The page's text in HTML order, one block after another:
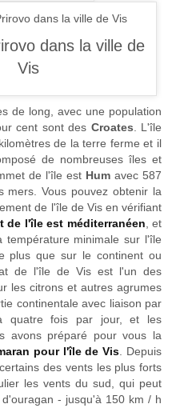
de long, avec une population
cent sont des Croates . L'île
de la terre ferme et il
de nombreuses îles et
de l'île est Hum avec 587
mers. Vous pouvez obtenir la
de l'île de Vis en vérifiant
de l'île est méditerranéen , et
minimale sur l'île
plus que sur le continent ou
de l'île de Vis est l'un des
les citrons et autres agrumes
continentale avec liaison par
quatre fois par jour, et les
avons préparé pour vous la
pour l'île de Vis . Depuis
des vents les plus forts
les vents du sud, qui peut
- jusqu'à 150 km / h